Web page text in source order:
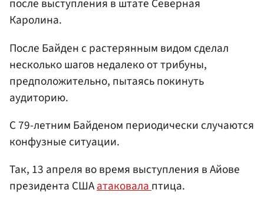
после выступления в штате Северная
Каролина.
После Байден с растерянным видом сделал
несколько шагов недалеко от трибуны,
предположительно, пытаясь покинуть
аудиторию.
С 79-летним Байденом периодически случаются
конфузные ситуации.
Так, 13 апреля во время выступления в Айове
президента СШАатаковалаптица.